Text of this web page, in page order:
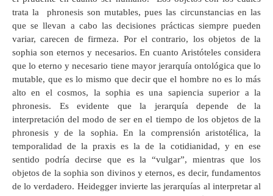
trata la phronesis son mutables, pues las circunstancias en las
que se llevan a cabo las decisiones prácticas siempre pueden
variar, carecen de firmeza. Por el contrario, los objetos de la
sophia son eternos y necesarios. En cuanto Aristóteles considera
que lo eterno y necesario tiene mayor jerarquía ontológica que lo
mutable, que es lo mismo que decir que el hombre no es lo más
alto en el cosmos, la sophia es una sapiencia superior a la
phronesis. Es evidente que la jerarquía depende de la
interpretación del modo de ser en el tiempo de los objetos de la
phronesis y de la sophia. En la comprensión aristotélica, la
temporalidad de la praxis es la de la cotidianidad, y en ese
sentido podría decirse que es la “vulgar”, mientras que los
objetos de la sophia son divinos y eternos, es decir, fundamentos
de lo verdadero. Heidegger invierte las jerarquías al interpretar al